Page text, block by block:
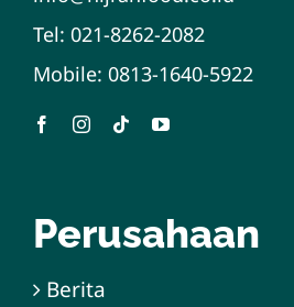
Tel: 021-8262-2082
Mobile: 0813-1640-5922
Perusahaan
Berita